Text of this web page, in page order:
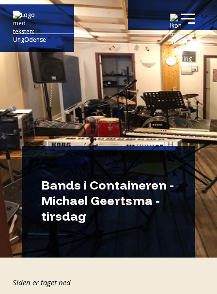
Bands i Containeren -
Michael Geertsma -
tirsdag
Siden er taget ned